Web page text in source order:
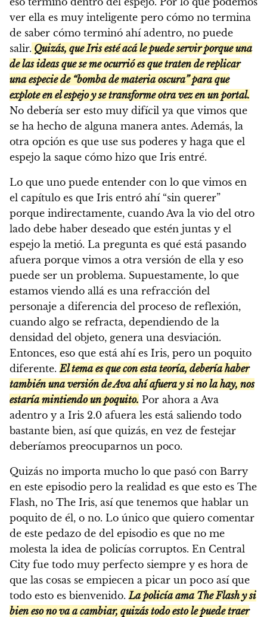
ver ella es muy inteligente pero cómo no termina
de saber cómo terminó ahí adentro, no puede
salir. Quizás, que Iris esté acá le puede servir porque una
de las ideas que se me ocurrió es que traten de replicar
una especie de “bomba de materia oscura” para que
explote en el espejo y se transforme otra vez en un portal.
No debería ser esto muy difícil ya que vimos que
se ha hecho de alguna manera antes. Además, la
otra opción es que use sus poderes y haga que el
espejo la saque cómo hizo que Iris entré.
Lo que uno puede entender con lo que vimos en
el capítulo es que Iris entró ahí “sin querer”
porque indirectamente, cuando Ava la vio del otro
lado debe haber deseado que estén juntas y el
espejo la metió. La pregunta es qué está pasando
afuera porque vimos a otra versión de ella y eso
puede ser un problema. Supuestamente, lo que
estamos viendo allá es una refracción del
personaje a diferencia del proceso de reflexión,
cuando algo se refracta, dependiendo de la
densidad del objeto, genera una desviación.
Entonces, eso que está ahí es Iris, pero un poquito
diferente.El tema es que con esta teoría, debería haber
también una versión de Ava ahí afuera y si no la hay, nos
estaría mintiendo un poquito. Por ahora a Ava
adentro y a Iris 2.0 afuera les está saliendo todo
bastante bien, así que quizás, en vez de festejar
deberíamos preocuparnos un poco.
Quizás no importa mucho lo que pasó con Barry
en este episodio pero la realidad es que esto es The
Flash, no The Iris, así que tenemos que hablar un
poquito de él, o no. Lo único que quiero comentar
de este pedazo de del episodio es que no me
molesta la idea de policías corruptos. En Central
City fue todo muy perfecto siempre y es hora de
que las cosas se empiecen a picar un poco así que
todo esto es bienvenido.La policía ama The Flash y si
bien eso no va a cambiar, quizás todo esto le puede traer